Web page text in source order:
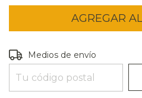
Entregas para el CP:
Medios de envío